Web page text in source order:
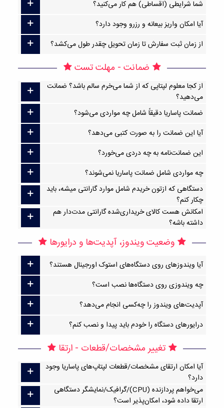
شما شرایطی (اقساطی) هم کار می‌کنید؟
آیا امکان واریز بیعانه و رزرو وجود دارد؟
از زمان ثبت سفارش تا زمان تحویل چقدر طول می‌کشد؟
ضمانت - مهلت تست
از کجا معلوم لپتاپی که از شما می‌خرم سالم باشد؟ ضمانت
می‌دهید؟
ضمانت پاساریا دقیقاً شامل چه مواردی می‌شود؟
آیا این ضمانت را به صورت کتبی می‌دهد؟
این ضمانت‌نامه به چه دردی می‌خورد؟
چه مواردی شامل ضمانت پاساریا نمی‌شوند؟
دستگاهی که ازتون خریدم شامل موارد گارانتی میشه، باید
چکار کنم؟
امکانش هست کالای خریداری‌شده گارانتی مدت‌دار هم
داشته باشه؟
وضعیت ویندوز، آپدیت‌ها و درایورها
آیا ویندوزهای روی دستگاه‌های استوک اورجینال هستند؟
چه ویندوزی روی دستگاه‌ها نصب است؟
آپدیت‌های ویندوز را چه‌کسی انجام می‌دهد؟
درایورهای دستگاه را خودم باید پیدا و نصب کنم؟
تغییر مشخصات/قطعات - ارتقا
آیا امکان ارتقا‌ی مشخصات/قطعات لپتاپ‌های پاساریا وجود
دارد؟
می‌خواهم پردازنده (CPU)/گرافیک/نمایشگر دستگاهی
ارتقا داده شود، امکان‌پذیر است؟